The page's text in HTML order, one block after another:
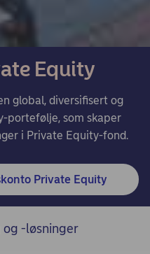
Equity
global, diversifisert og
portefølje, som skaper
i Private Equity-fond.
Private Equity
og -løsninger